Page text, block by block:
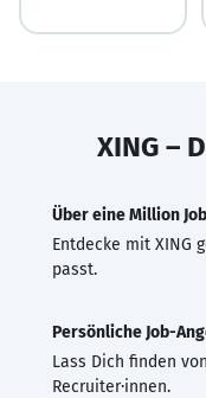
XING –
Über eine Million
Entdecke mit XING
passt.
Persönliche Job-
Lass Dich finden
Recruiter·innen.